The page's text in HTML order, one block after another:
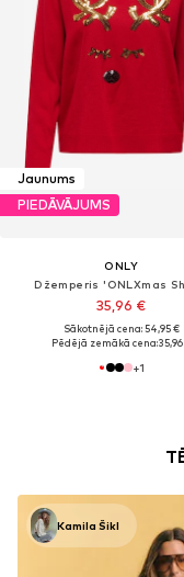
Jaunums
PIEDĀVĀJUMS
ONLY
Džemperis 'ONLXmas
35,96 €
Sākotnējā cena: 54,95 €
Pēdējā zemākā cena:
+1
Kamila Šikl